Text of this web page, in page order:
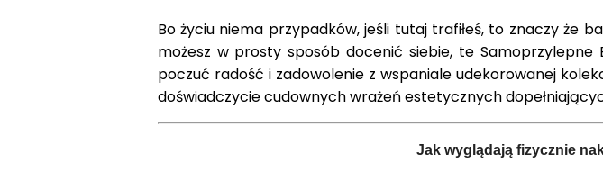
Bo życiu niema przypadków, jeśli tutaj trafiłeś, to znaczy że
możesz w prosty sposób docenić siebie, te
poczuć radość i zadowolenie z wspaniale udekorowanej
doświadczycie cudownych wrażeń estetycznych
Jak wyglądają fizycznie